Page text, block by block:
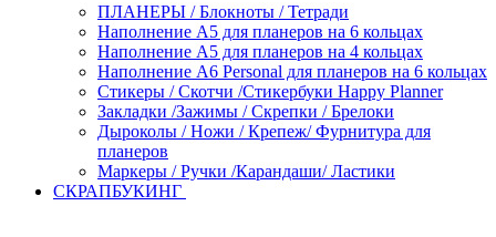
ПЛАНЕРЫ / Блокноты / Тетради
Наполнение А5 для планеров на 6 кольцах
Наполнение А5 для планеров на 4 кольцах
Наполнение А6 Personal для планеров на 6 кольцах
Стикеры / Скотчи /Стикербуки Happy Planner
Закладки /Зажимы / Скрепки / Брелоки
Дыроколы / Ножи / Крепеж/ Фурнитура для
планеров
Маркеры / Ручки /Карандаши/ Ластики
СКРАПБУКИНГ